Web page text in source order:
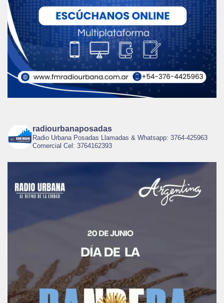
radiourbanaposadas
Radio Urbana Posadas Llamadas & Whatsapp: 3764-425963
Comercial Cel: 3764162393